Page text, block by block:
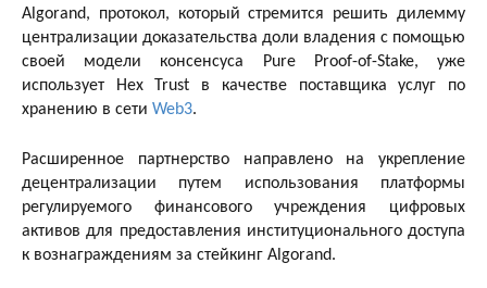
Algorand, протокол, который стремится решить дилемму
централизации доказательства доли владения с помощью
своей модели консенсуса Pure Proof-of-Stake, уже
использует Hex Trust в качестве поставщика услуг по
хранению в сети Web3.
Расширенное партнерство направлено на укрепление
децентрализации путем использования платформы
регулируемого финансового учреждения цифровых
активов для предоставления институционального доступа
к вознаграждениям за стейкинг Algorand.